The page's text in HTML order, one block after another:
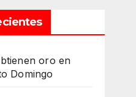
oro en
Domingo